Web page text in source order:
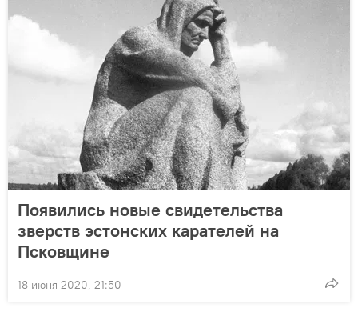
Появились новые свидетельства
зверств эстонских карателей на
Псковщине
18 июня 2020, 21:50